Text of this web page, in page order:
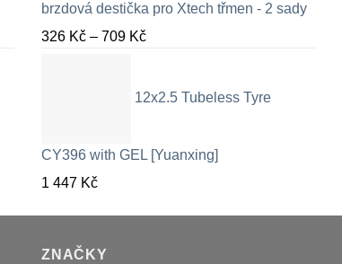
brzdová destička pro Xtech třmen - 2 sady
326 Kč – 709 KčRozpětí
až
12x2.5 Tubeless Tyre
CY396 with GEL [Yuanxing]
1 447 Kč
ZNAČKY